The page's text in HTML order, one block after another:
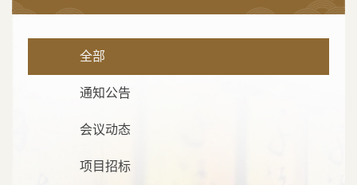
全部
通知公告
会议动态
项目招标